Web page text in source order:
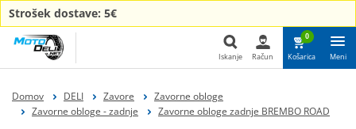
Strošek dostave: 5€
Iskanje Račun
0
Košarica Meni
Domov DELI Zavore
Zavorne obloge
Zavorne obloge - zadnje
Zavorne obloge zadnje BREMBO ROAD